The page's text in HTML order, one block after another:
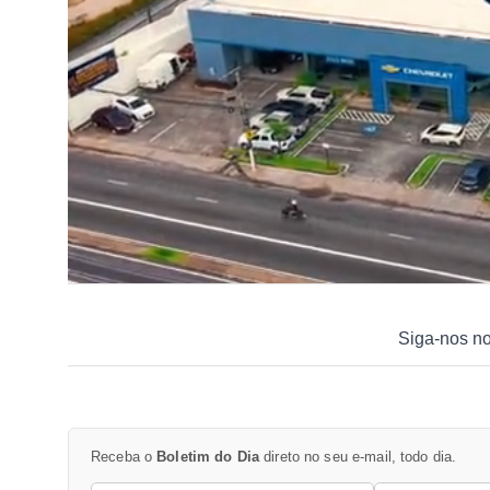
Siga-nos
Receba o Boletim do Diadireto no seu e-mail, todo dia.